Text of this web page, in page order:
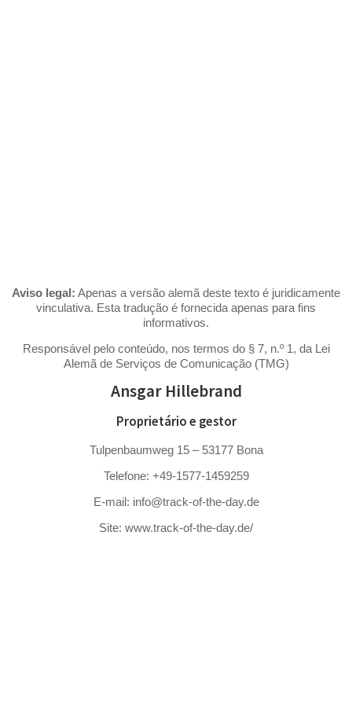
Aviso legal: Apenas a versão alemã deste texto é juridicamente
vinculativa. Esta tradução é fornecida apenas para fins
informativos.
Responsável pelo conteúdo, nos termos do § 7, n.º 1, da Lei
Alemã de Serviços de Comunicação (TMG)
Ansgar Hillebrand
Proprietário e gestor
Tulpenbaumweg 15 – 53177 Bona
Telefone: +49-1577-1459259
E-mail: info@track-of-the-day.de
Site: www.track-of-the-day.de/